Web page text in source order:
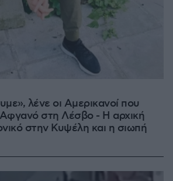
λένε οι Αμερικανοί που
στη Λέσβο - Η αρχική
στην Κυψέλη και η σιωπή